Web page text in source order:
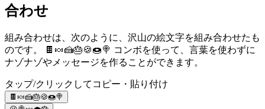
合わせ
組み合わせは、次のように、沢山の絵文字を組み合わせたも
のです。 🍫🍬🍰🎂🍪🍩🍭 コンボを使って、言葉を使わずに
ナゾナゾやメッセージを作ることができます。
タップ/クリックしてコピー・貼り付け
🍫🍬🍰🎂🍪🍩🍭